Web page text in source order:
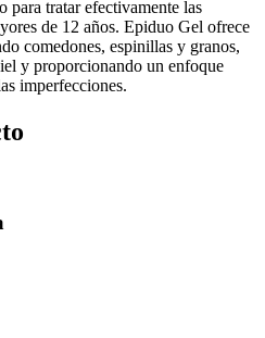
para tratar efectivamente las
de 12 años. Epiduo Gel ofrece
comedones, espinillas y granos,
y proporcionando un enfoque
imperfecciones.